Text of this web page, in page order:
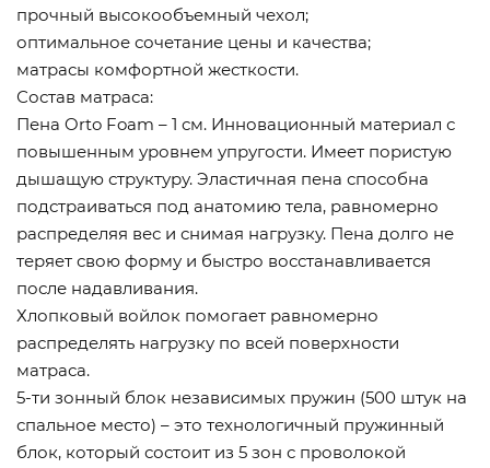
прочный высокообъемный чехол;
оптимальное сочетание цены и качества;
матрасы комфортной жесткости.
Состав матраса:
Пена Orto Foam – 1 см. Инновационный материал с
повышенным уровнем упругости. Имеет пористую
дышащую структуру. Эластичная пена способна
подстраиваться под анатомию тела, равномерно
распределяя вес и снимая нагрузку. Пена долго не
теряет свою форму и быстро восстанавливается
после надавливания.
Хлопковый войлок помогает равномерно
распределять нагрузку по всей поверхности
матраса.
5-ти зонный блок независимых пружин (500 штук на
спальное место) – это технологичный пружинный
блок, который состоит из 5 зон с проволокой